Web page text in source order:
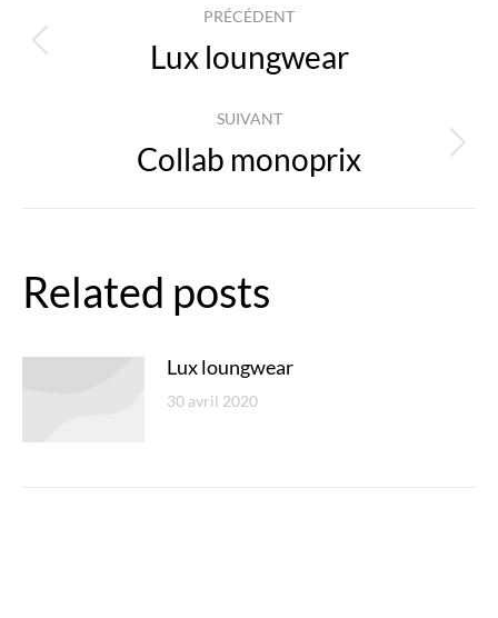
article
PRÉCÉDENT
Article
:
Lux loungwear
SUIVANT
Article
Collab monoprix
Related posts
Lux loungwear
30 avril 2020